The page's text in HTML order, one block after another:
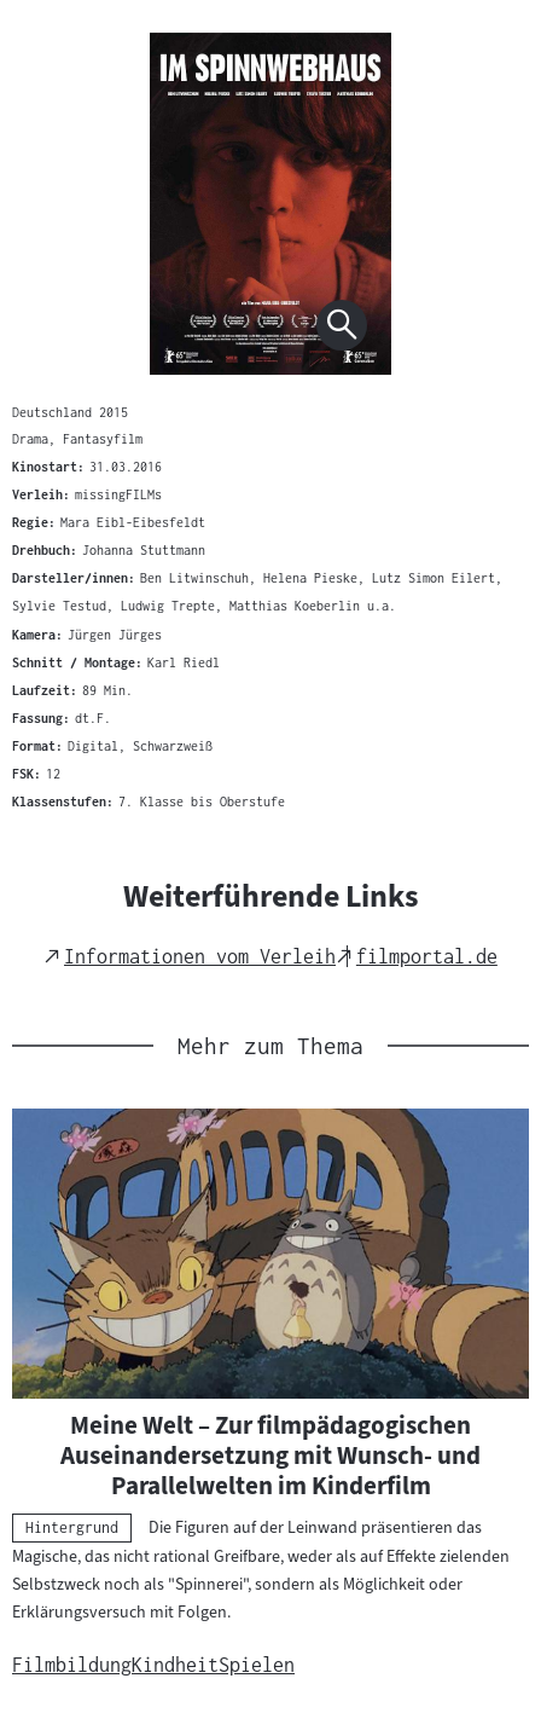
Deutschland 2015
Drama, Fantasyfilm
Kinostart: 31.03.2016
Verleih: missingFILMs
Regie: Mara Eibl-Eibesfeldt
Drehbuch: Johanna Stuttmann
Darsteller/innen: Ben Litwinschuh, Helena Pieske, Lutz Simon Eilert,
Sylvie Testud, Ludwig Trepte, Matthias Koeberlin u.a.
Kamera: Jürgen Jürges
Schnitt / Montage: Karl Riedl
Laufzeit: 89 Min.
Fassung: dt.F.
Format: Digital, Schwarzweiß
FSK: 12
Klassenstufen: 7. Klasse bis Oberstufe
Weiterführende Links
External
Informationen vom Verleih
External
filmportal.de
Mehr zum Thema
Meine Welt – Zur filmpädagogischen
Auseinandersetzung mit Wunsch- und
Parallelwelten im Kinderfilm
Kategorie:
Hintergrund
Die Figuren auf der Leinwand präsentieren das
Magische, das nicht rational Greifbare, weder als auf Effekte zielenden
Selbstzweck noch als "Spinnerei", sondern als Möglichkeit oder
Erklärungsversuch mit Folgen.
FilmbildungKindheitSpielen